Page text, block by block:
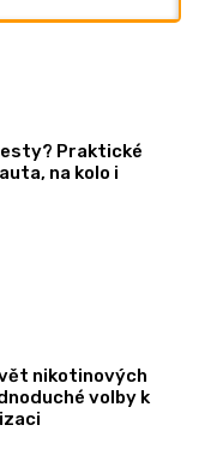
Praktické
na kolo i
nikotinových
volby k